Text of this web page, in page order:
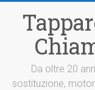
Da oltre 20
sostituzione,